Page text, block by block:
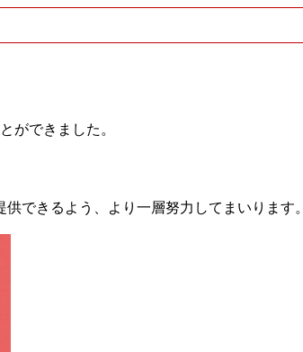
ができました。
できるよう、より一層努力してまいります。